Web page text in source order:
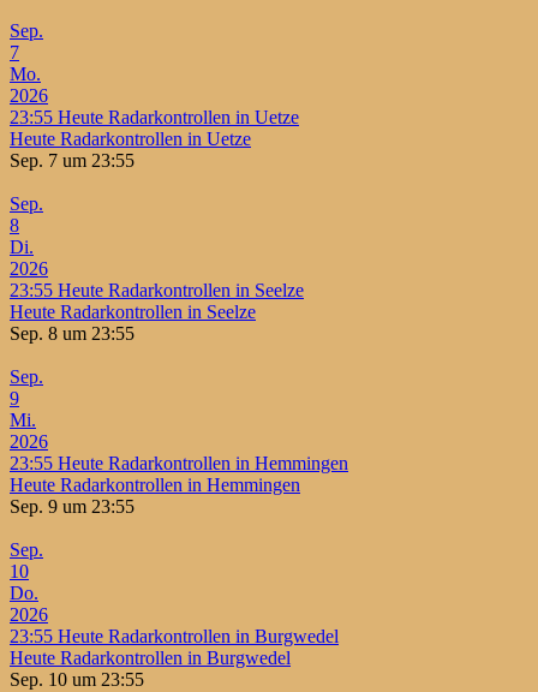
Sep.
7
Mo.
2026
23:55 Heute Radarkontrollen in Uetze
Heute Radarkontrollen in Uetze
Sep. 7 um 23:55
Sep.
8
Di.
2026
23:55 Heute Radarkontrollen in Seelze
Heute Radarkontrollen in Seelze
Sep. 8 um 23:55
Sep.
9
Mi.
2026
23:55 Heute Radarkontrollen in Hemmingen
Heute Radarkontrollen in Hemmingen
Sep. 9 um 23:55
Sep.
10
Do.
2026
23:55 Heute Radarkontrollen in Burgwedel
Heute Radarkontrollen in Burgwedel
Sep. 10 um 23:55